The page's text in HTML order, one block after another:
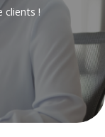
clients !